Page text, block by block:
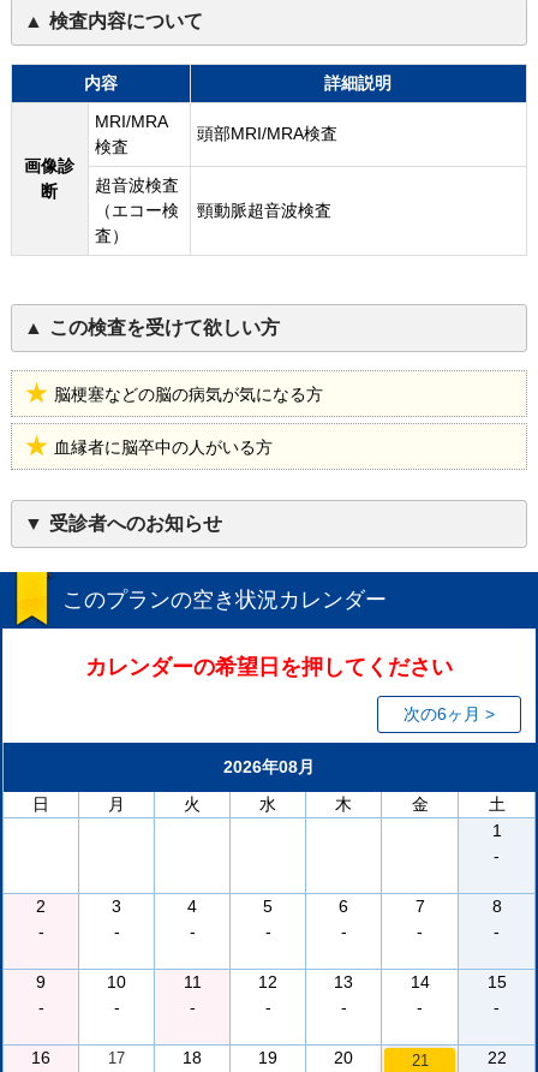
検査内容について
内容 詳細説明
画像診
断
MRI/MRA
検査
頭部MRI/MRA検査
超音波検査
（エコー検
査）
頸動脈超音波検査
この検査を受けて欲しい方
脳梗塞などの脳の病気が気になる方
血縁者に脳卒中の人がいる方
受診者へのお知らせ
このプランの空き状況カレンダー
カレンダーの希望日を押してください
次の6ヶ月 >
2026年08月
日
月 火 水 木 金
土
1
-
2
-
3
-
4
-
5
-
6
-
7
-
8
-
9
-
10
-
11
-
12
-
13
-
14
-
15
-
16
17
18
19
20
21
22